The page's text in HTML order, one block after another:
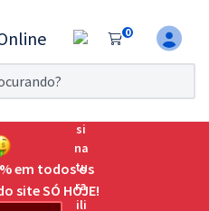
0
7 dias!
o Exame da
em todos os
site SÓ HOJE!